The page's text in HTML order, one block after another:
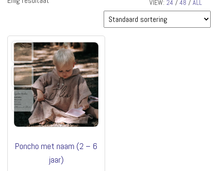
VIEW: 24 / 48 / ALL
Poncho met naam (2 – 6
jaar)